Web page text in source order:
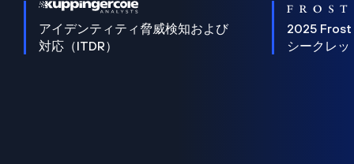
アイデンティティ脅威検知および
対応（ITDR）
2025 Frost
シークレッ